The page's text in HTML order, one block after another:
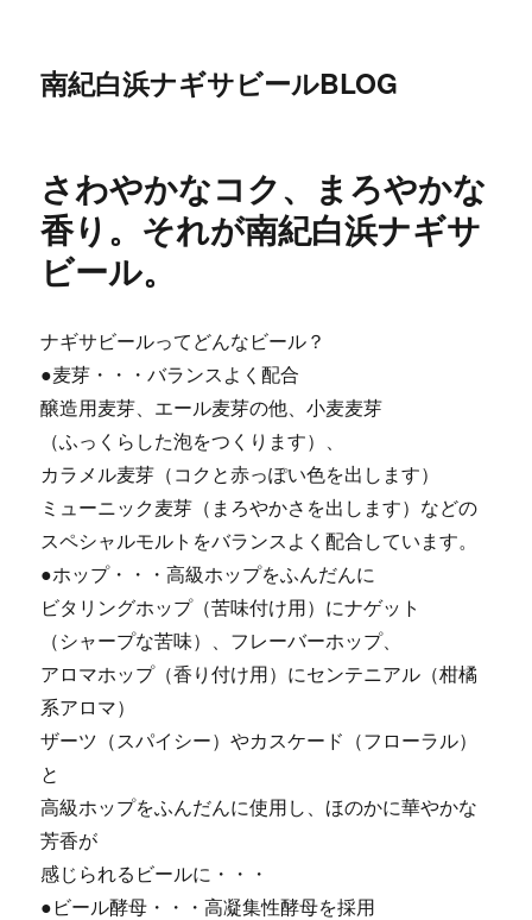
南紀白浜ナギサビールBLOG
さわやかなコク、まろやかな
香り。それが南紀白浜ナギサ
ビール。
ナギサビールってどんなビール？
●麦芽・・・バランスよく配合
醸造用麦芽、エール麦芽の他、小麦麦芽
（ふっくらした泡をつくります）、
カラメル麦芽（コクと赤っぽい色を出します）
ミューニック麦芽（まろやかさを出します）などの
スペシャルモルトをバランスよく配合しています。
●ホップ・・・高級ホップをふんだんに
ビタリングホップ（苦味付け用）にナゲット
（シャープな苦味）、フレーバーホップ、
アロマホップ（香り付け用）にセンテニアル（柑橘
系アロマ）
ザーツ（スパイシー）やカスケード（フローラル）
と
高級ホップをふんだんに使用し、ほのかに華やかな
芳香が
感じられるビールに・・・
●ビール酵母・・・高凝集性酵母を採用